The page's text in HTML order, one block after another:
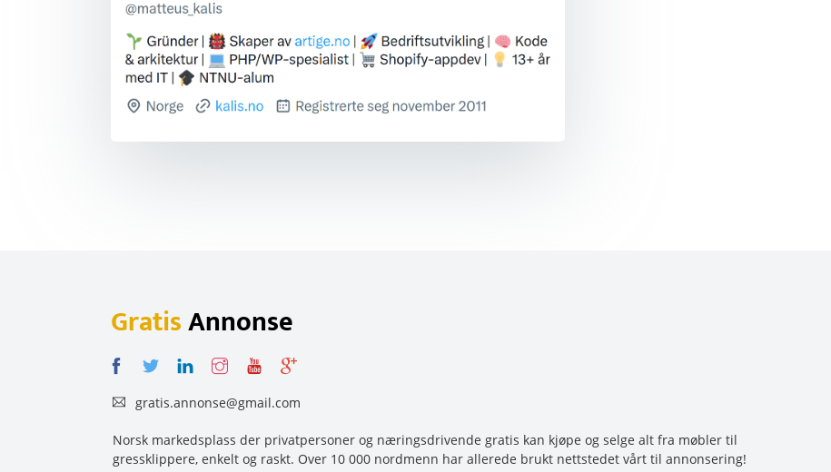
GratisAnnonse
gratis.annonse@gmail.com
Norsk markedsplass der privatpersoner og næringsdrivende gratis kan kjøpe og selge alt fra møbler til
gressklippere, enkelt og raskt. Over 10 000 nordmenn har allerede brukt nettstedet vårt til annonsering!